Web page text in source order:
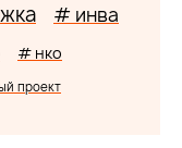
# инва
# нко
проект